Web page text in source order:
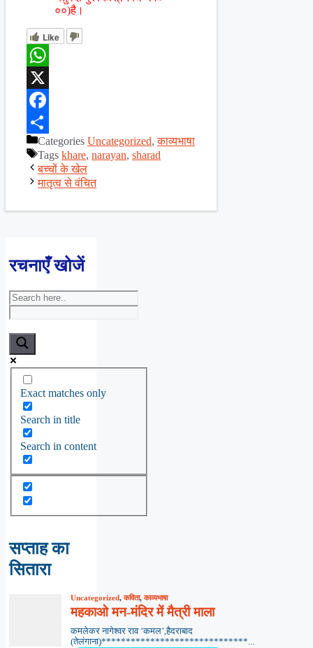
००)है।
Like
WhatsApp
X
Facebook
ShareCategories Uncategorized,काव्यभाषा
Tags khare, narayan, sharad
बच्चों के खेल
मातृत्व से वंचित
रचनाएँ खोजें
Exact matches only
Search in title
Search in content
सप्ताह का
सितारा
Uncategorized,कविता,काव्यभाषा
महकाओ मन-मंदिर में मैत्री माला
कमलेकर नागेश्वर राव ‘कमल’,हैदराबाद
(तेलंगाना)******************************...